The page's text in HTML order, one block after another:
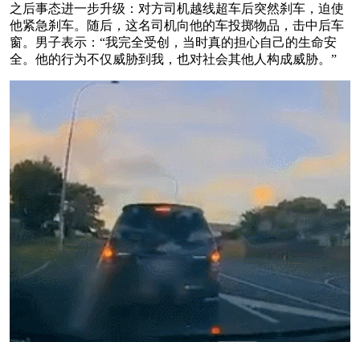
之后事态进一步升级：对方司机越线超车后突然刹车，迫使
他紧急刹车。随后，这名司机向他的车投掷物品，击中后车
窗。男子表示：“我完全受创，当时真的担心自己的生命安
全。他的行为不仅威胁到我，也对社会其他人构成威胁。”